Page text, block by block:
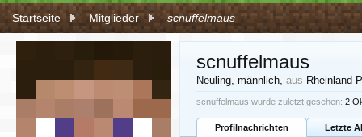
Startseite Mitglieder scnuffelmaus
scnuffelmaus
Neuling, männlich, aus Rheinland
scnuffelmaus wurde zuletzt gesehen: 2
Profilnachrichten Letzte